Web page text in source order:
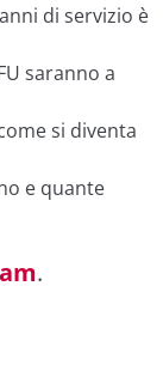
di servizio è
saranno a
si diventa
e quante
.